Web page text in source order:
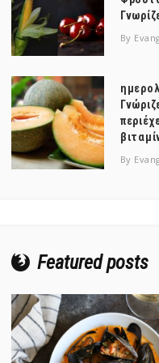
By
By
Featured posts